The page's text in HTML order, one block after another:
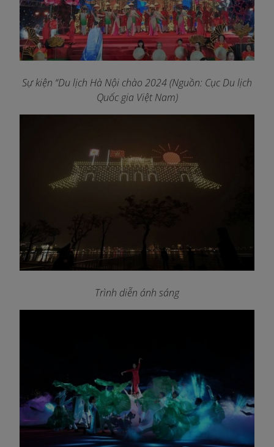
Sự kiện “Du lịch Hà Nội chào 2024 (Nguồn: Cục Du lịch
Quốc gia Việt Nam)
Trình diễn ánh sáng